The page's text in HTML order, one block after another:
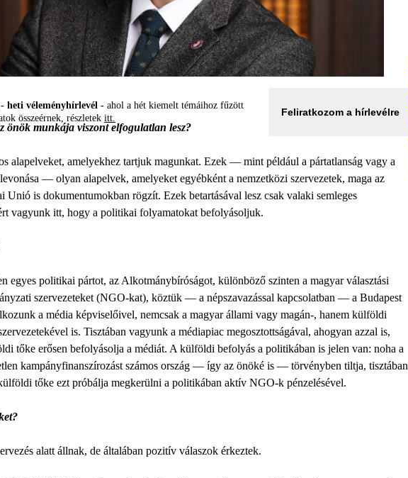
heti véleményhírlevél - ahol a hét kiemelt témáihoz fűzött
összeérnek, részletek itt.
Feliratkozom a hírlevélre
munkája viszont elfogulatlan lesz?
alapelveket, amelyekhez tartjuk magunkat. Ezek — mint például a pártatlanság vagy a
— olyan alapelvek, amelyeket egyébként a nemzetközi szervezetek, maga az
Unió is dokumentumokban rögzít. Ezek betartásával lesz csak valaki semleges
vagyunk itt, hogy a politikai folyamatokat befolyásoljuk.
egyes politikai pártot, az Alkotmánybíróságot, különböző szinten a magyar választási
szervezeteket (NGO-kat), köztük — a népszavazással kapcsolatban — a Budapest
a média képviselőivel, nemcsak a magyar állami vagy magán-, hanem külföldi
is. Tisztában vagyunk a médiapiac megosztottságával, ahogyan azzal is,
tőke erősen befolyásolja a médiát. A külföldi befolyás a politikában is jelen van: noha a
kampányfinanszírozást számos ország — így az önöké is — törvényben tiltja, tisztában
tőke ezt próbálja megkerülni a politikában aktív NGO-k pénzelésével.
alatt állnak, de általában pozitív válaszok érkeztek.